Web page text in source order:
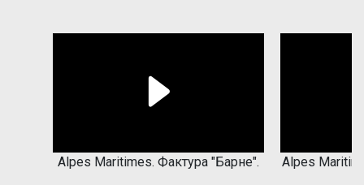
Alpes Maritimes. Фактура "Барне". Alpes